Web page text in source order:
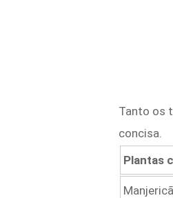
Tanto os
concisa.
Plantas